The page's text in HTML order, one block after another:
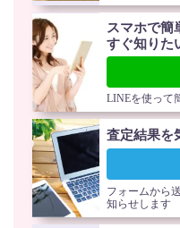
スマホで簡
すぐ知りた
LINEを使って
査定結果を
フォームから
知らせします